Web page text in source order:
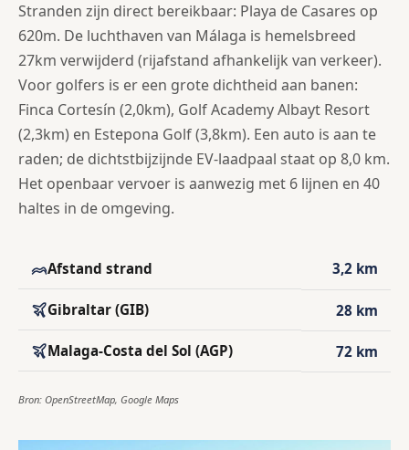
Stranden zijn direct bereikbaar: Playa de Casares op
620m. De luchthaven van Málaga is hemelsbreed
27km verwijderd (rijafstand afhankelijk van verkeer).
Voor golfers is er een grote dichtheid aan banen:
Finca Cortesín (2,0km), Golf Academy Albayt Resort
(2,3km) en Estepona Golf (3,8km). Een auto is aan te
raden; de dichtstbijzijnde EV-laadpaal staat op 8,0 km.
Het openbaar vervoer is aanwezig met 6 lijnen en 40
haltes in de omgeving.
Afstand strand 3,2 km
Gibraltar (GIB) 28 km
Malaga-Costa del Sol (AGP) 72 km
Bron: OpenStreetMap, Google Maps